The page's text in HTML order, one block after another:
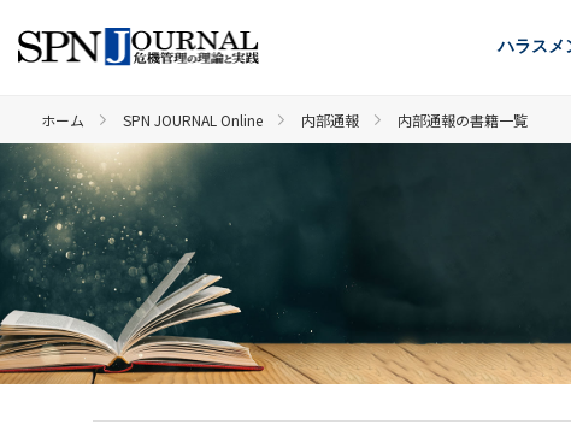
ハラスメ
ホーム SPN JOURNAL Online 内部通報 内部通報の書籍一覧